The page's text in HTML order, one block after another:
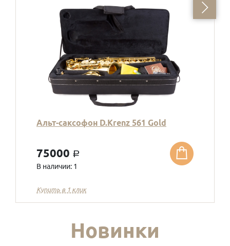
Альт-саксофон D.Krenz 561 Gold
75000 a
В наличии: 1
Купить в 1 клик
Новинки